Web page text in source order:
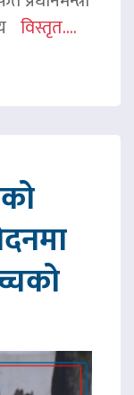
विस्तृत....